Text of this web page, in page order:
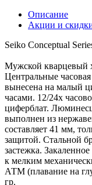
Описание
Акции и
Seiko Conceptual
Мужской кварцевый
Центральные
вынесена на малый
часами. 12/24х
циферблат.
выполнен из
составляет 41 мм,
защитой. Стальной
застежка.
к мелким
АТМ (плавание на
гр.